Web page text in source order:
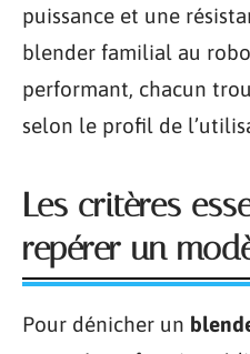
puissance et une
blender familial au
performant, chacun
selon le profil de
Les critères
repérer un
Pour dénicher un